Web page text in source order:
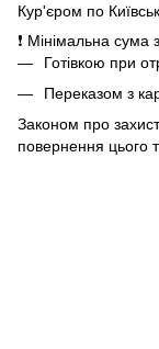
Кур'єром по
❗ Мінімальна сума
Готівкою при
Переказом з
Законом про
повернення цього